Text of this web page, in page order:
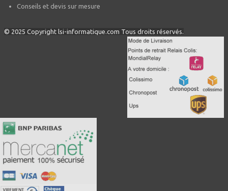
Conseils et devis sur mesure
© 2025 Copyright lsi-informatique.com Tous droits réservés.